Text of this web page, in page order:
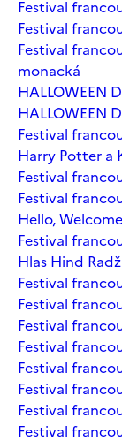
Festival
Festival
Festival
monacká
HALLOWEEN
HALLOWEEN
Festival
Harry Potter a
Festival
Festival
Hello, Welcome
Festival
Hlas Hind
Festival
Festival
Festival
Festival
Festival
Festival
Festival
Festival